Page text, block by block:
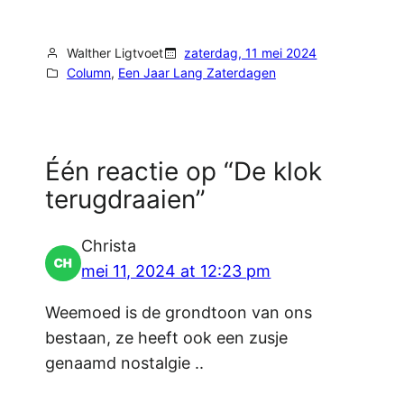
Walther Ligtvoet
zaterdag, 11 mei 2024
Column, Een Jaar Lang Zaterdagen
Één reactie op “De klok
terugdraaien”
Christa
mei 11, 2024 at 12:23 pm
Weemoed is de grondtoon van ons
bestaan, ze heeft ook een zusje
genaamd nostalgie ..